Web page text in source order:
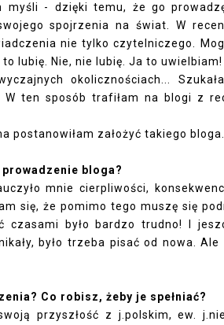
myśli - dzięki temu, że go
spojrzenia na świat. W
nie tylko czytelniczego.
lubię. Nie, nie lubię. Ja to uwielbiam!
okolicznościach...
W ten sposób trafiłam na blogi z
postanowiłam założyć takiego bloga.
bloga?
mnie cierpliwości,
się, że pomimo tego muszę się
czasami było bardzo trudno! I
było trzeba pisać od nowa.
Co robisz, żeby je spełniać?
przyszłość z j.polskim, ew.